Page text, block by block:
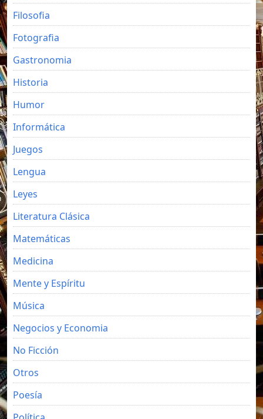
Filosofia
Fotografia
Gastronomia
Historia
Humor
Informática
Juegos
Lengua
Leyes
Literatura Clásica
Matemáticas
Medicina
Mente y Espíritu
Música
Negocios y Economia
No Ficción
Otros
Poesía